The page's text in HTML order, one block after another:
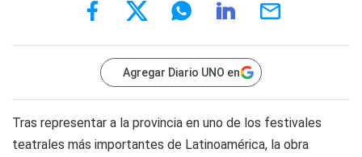
Agregar Diario UNO en
Tras representar a la provincia en uno de los festivales
teatrales más importantes de Latinoamérica, la obra